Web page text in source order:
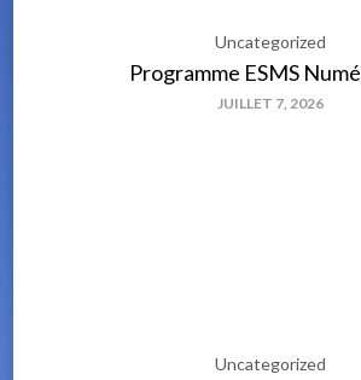
Uncategorized
Programme ESMS
JUILLET 7, 2026
Uncategorized